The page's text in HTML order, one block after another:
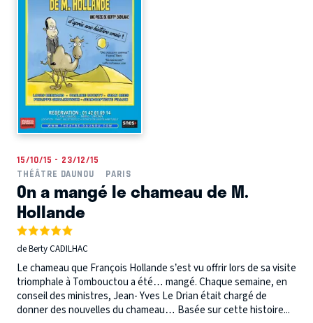
15/10/15 - 23/12/15
THÉÂTRE DAUNOU
PARIS
On a mangé le chameau de M.
Hollande
de Berty CADILHAC
Le chameau que François Hollande s’est vu offrir lors de sa visite
triomphale à Tombouctou a été… mangé. Chaque semaine, en
conseil des ministres, Jean- Yves Le Drian était chargé de
donner des nouvelles du chameau… Basée sur cette histoire...